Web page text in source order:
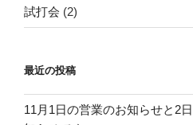
試打会 (2)
最近の投稿
11月1日の営業のお知らせと2